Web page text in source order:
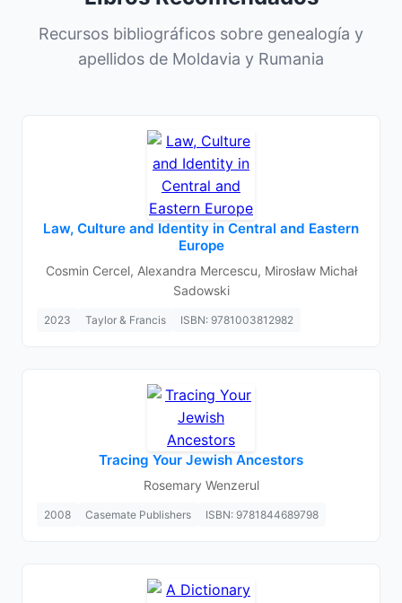
Recursos bibliográficos sobre genealogía y
apellidos de Moldavia y Rumania
Law, Culture and Identity in Central and Eastern
Europe
Cosmin Cercel, Alexandra Mercescu, Mirosław Michał
Sadowski
2023 Taylor & Francis ISBN: 9781003812982
Tracing Your Jewish Ancestors
Rosemary Wenzerul
2008 Casemate Publishers ISBN: 9781844689798